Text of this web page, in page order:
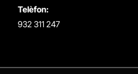
Telèfon:
932 311 247